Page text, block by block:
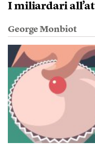
I miliardari
George Monbiot